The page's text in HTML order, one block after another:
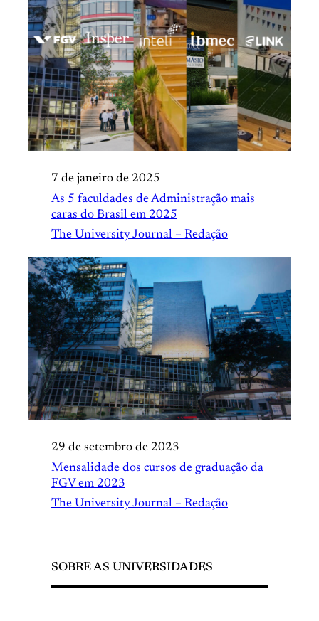
7 de janeiro de 2025
As 5 faculdades de Administração mais
caras do Brasil em 2025
The University Journal – Redação
29 de setembro de 2023
Mensalidade dos cursos de graduação da
FGV em 2023
The University Journal – Redação
SOBRE AS UNIVERSIDADES